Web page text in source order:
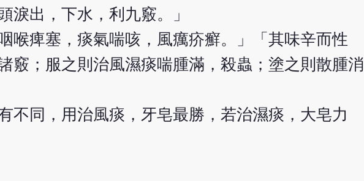
淚出，下水，利九竅。」
喉痺塞，痰氣喘咳，風癘疥癬。」「其味辛而性
竅；服之則治風濕痰喘腫滿，殺蟲；塗之則散腫消
不同，用治風痰，牙皂最勝，若治濕痰，大皂力